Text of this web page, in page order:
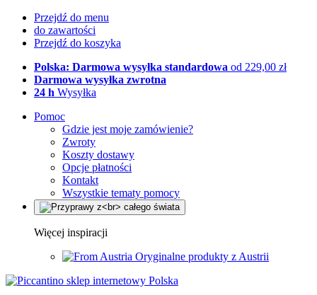
Przejdź do menu
do zawartości
Przejdź do koszyka
Polska: Darmowa wysyłka standardowa od 229,00 zł
Darmowa wysyłka zwrotna
24 h Wysyłka
Pomoc
Gdzie jest moje zamówienie?
Zwroty
Koszty dostawy
Opcje płatności
Kontakt
Wszystkie tematy pomocy
Więcej inspiracji
Oryginalne produkty z Austrii